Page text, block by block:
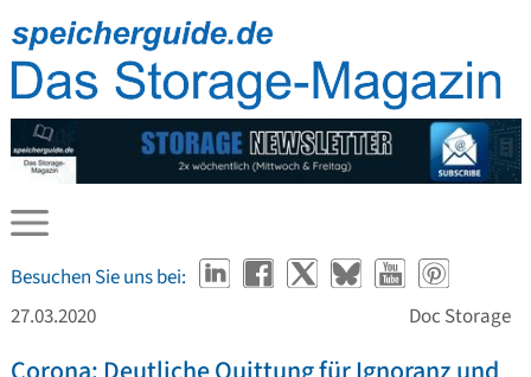
Besuchen Sie uns bei:
27.03.2020
Doc Storage